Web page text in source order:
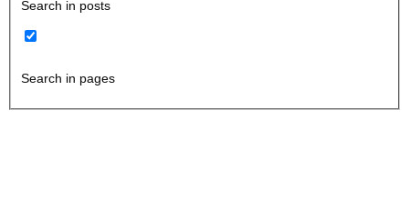
Search in posts
Search in pages